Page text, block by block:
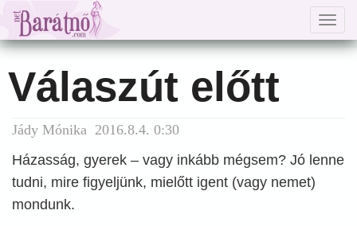
Válaszút előtt
Jády Mónika 2016.8.4. 0:30
Házasság, gyerek – vagy inkább mégsem? Jó lenne
tudni, mire figyeljünk, mielőtt igent (vagy nemet)
mondunk.